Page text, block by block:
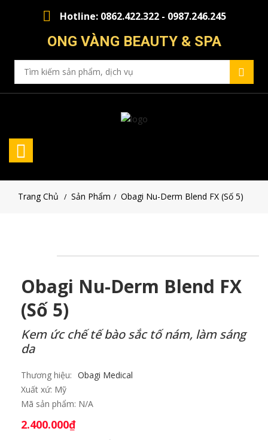
Hotline: 0862.422.322 - 0987.246.245
ONG VÀNG BEAUTY & SPA
Trang Chủ / Sản Phẩm / Obagi Nu-Derm Blend FX (số 5)
Obagi Nu-Derm Blend FX
(số 5)
Kem ức chế tế bào sắc tố nám, làm sáng
da
Thương hiệu: Obagi Medical
Xuất xứ: Mỹ
Mã sản phẩm: N/A
2.400.000₫